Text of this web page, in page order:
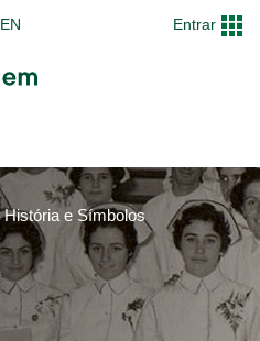
EN Entrar
História e Símbolos